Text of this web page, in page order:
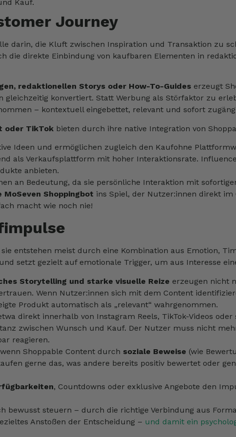
Kauf.
Journey
darin, die Kluft zwischen Inspiration und Transaktion zu
die direkte Einbindung von kaufbaren Elementen in
redaktionellen Storys oder How-To-Guides erzeugt
konvertiert. Statt Werbung als Störfaktor zu
– kontextuell eingebettet, relevant und sofort
oder TikTok bieten durch ihre native Integration von
Ideen und ermöglichen zugleich den Kaufohne
als Verkaufsplattform mit hoher Interaktionsrate.
anbieten.
an Bedeutung, da sie persönliche Interaktion mit
Shoppingbot ins Spiel, der Nutzer:innen direkt im
macht wie noch nie!
entstehen meist durch eine Kombination aus Emotion,
setzt gezielt auf emotionale Trigger, um aus Interesse
Storytelling und starke visuelle Reize erzeugen nicht
Wenn Nutzer:innen sich mit dem Content
Produkt automatisch als „relevant“ wahrgenommen.
direkt innerhalb von Instagram Reels, TikTok-Videos
zwischen Wunsch und Kauf. Der Nutzer muss nicht
reagieren.
Shoppable Content durch soziale Beweise (wie
gerne das, was andere bereits positiv bewertet oder
, Countdowns oder exklusive Angebote den
bewusst steuern – durch die richtige Verbindung aus
Anstoßen der Entscheidung – und damit ein